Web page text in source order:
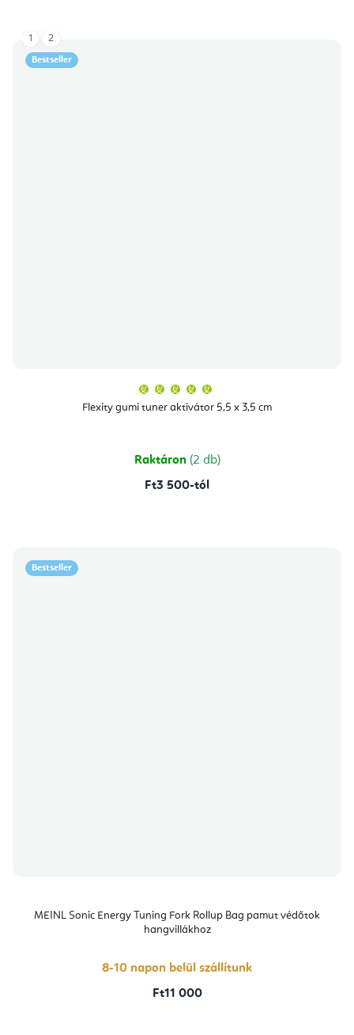
Bestseller
Flexity gumi tuner aktivátor 5,5 x 3,5 cm
átlagos
értékelése
csillag.
Raktáron (2 db)
Ft3 500-tól
1 2
Bestseller
MEINL Sonic Energy Tuning Fork Rollup Bag pamut védőtok
hangvillákhoz
8-10 napon belül szállítunk
Ft11 000